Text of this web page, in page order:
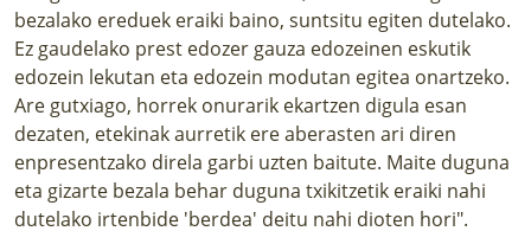
bezalako ereduek eraiki baino, suntsitu egiten dutelako.
Ez gaudelako prest edozer gauza edozeinen eskutik
edozein lekutan eta edozein modutan egitea onartzeko.
Are gutxiago, horrek onurarik ekartzen digula esan
dezaten, etekinak aurretik ere aberasten ari diren
enpresentzako direla garbi uzten baitute. Maite duguna
eta gizarte bezala behar duguna txikitzetik eraiki nahi
dutelako irtenbide 'berdea' deitu nahi dioten hori".